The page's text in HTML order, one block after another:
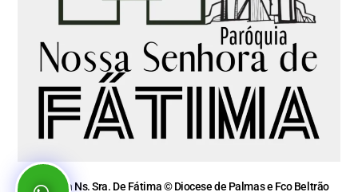
Paróquia Ns. Sra. De Fátima © Diocese de Palmas e Fco Beltrão